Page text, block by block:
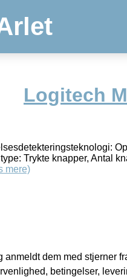
Logitech
Trykte knapper, Antal
mere)
dem med stjerner
betingelser,